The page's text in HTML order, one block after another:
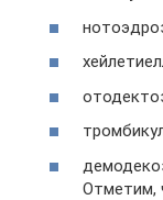
Отметим,